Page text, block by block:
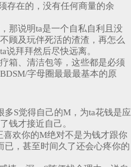
存在的，没有任何商量的余
那说明ta是一个自私自利且没
顾及玩伴死活的渣渣，再怎么
说拜拜然后尽快远离。
箱、清洁包等，这些都是必须
字母圈最最最基本的原
S觉得自己的M，为ta花钱是应
钱才接近自己。
喜欢你的M绝对不是为钱才跟你
已，甚至时间久了还会心疼你的